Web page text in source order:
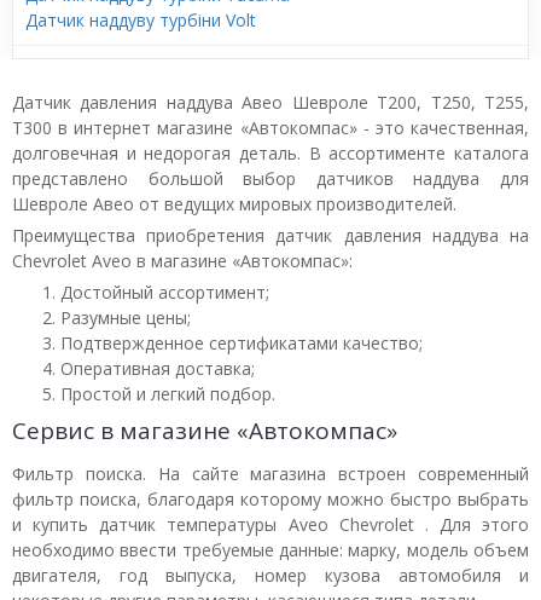
Датчик наддуву турбіни Volt
Датчик давления наддува Авео Шевроле T200, T250, T255,
T300 в интернет магазине «Автокомпас» - это качественная,
долговечная и недорогая деталь. В ассортименте каталога
представлено большой выбор датчиков наддува для
Шевроле Авео от ведущих мировых производителей.
Преимущества приобретения датчик давления наддува на
Chevrolet Aveo в магазине «Автокомпас»:
Достойный ассортимент;
Разумные цены;
Подтвержденное сертификатами качество;
Оперативная доставка;
Простой и легкий подбор.
Сервис в магазине «Автокомпас»
Фильтр поиска. На сайте магазина встроен современный
фильтр поиска, благодаря которому можно быстро выбрать
и купить датчик температуры Aveo Chevrolet . Для этого
необходимо ввести требуемые данные: марку, модель объем
двигателя, год выпуска, номер кузова автомобиля и